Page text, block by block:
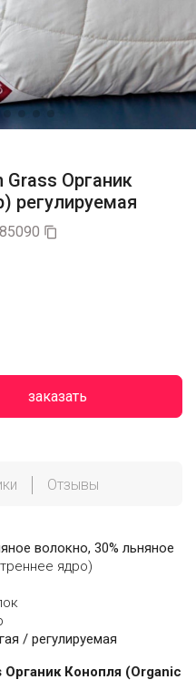
Grass Органик
регулируемая

заказать
Отзывы
волокно, 30% льняное
ядро)
/ регулируемая
Конопля (Organic